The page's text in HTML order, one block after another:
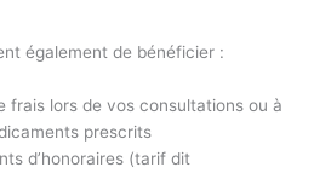
également de bénéficier :
frais lors de vos consultations ou à
prescrits
d’honoraires (tarif dit